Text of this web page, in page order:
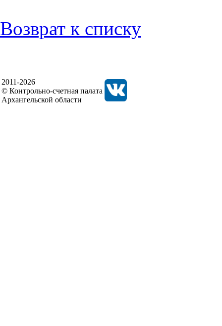
Возврат к списку
2011-2026
© Контрольно-счетная палата
Архангельской области